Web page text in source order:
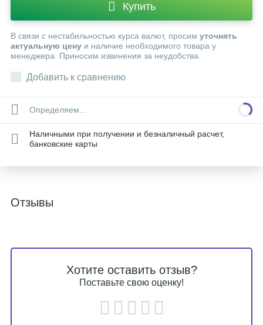
Купить
В связи с нестабильностью курса валют, просим уточнять
актуальную цену и наличие необходимого товара у
менеджера. Приносим извинения за неудобства.
Добавить к сравнению
Определяем...
Наличными при получении и безналичный расчет,
банковские карты
Отзывы
Хотите оставить отзыв?
Поставьте свою оценку!